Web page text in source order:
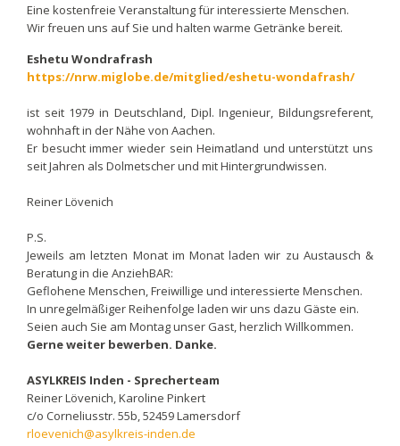
Eine kostenfreie Veranstaltung für interessierte Menschen.
Wir freuen uns auf Sie und halten warme Getränke bereit.
Eshetu Wondrafrash
https://nrw.miglobe.de/mitglied/eshetu-wondafrash/
ist seit 1979 in Deutschland, Dipl. Ingenieur, Bildungsreferent,
wohnhaft in der Nähe von Aachen.
Er besucht immer wieder sein Heimatland und unterstützt uns
seit Jahren als Dolmetscher und mit Hintergrundwissen.
Reiner Lövenich
P.S.
Jeweils am letzten Monat im Monat laden wir zu Austausch &
Beratung in die AnziehBAR:
Geflohene Menschen, Freiwillige und interessierte Menschen.
In unregelmäßiger Reihenfolge laden wir uns dazu Gäste ein.
Seien auch Sie am Montag unser Gast, herzlich Willkommen.
Gerne weiter bewerben. Danke.
ASYLKREIS Inden - Sprecherteam
Reiner Lövenich, Karoline Pinkert
c/o Corneliusstr. 55b, 52459 Lamersdorf
rloevenich@asylkreis-inden.de